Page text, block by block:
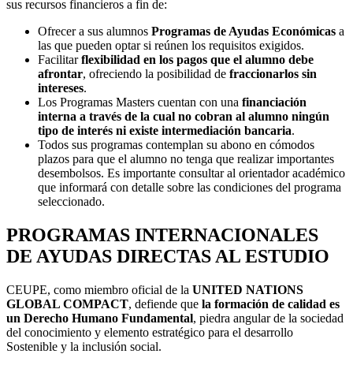
sus recursos financieros a fin de:
Ofrecer a sus alumnos Programas de Ayudas Económicas a
las que pueden optar si reúnen los requisitos exigidos.
Facilitarflexibilidad en los pagos que el alumno debe
afrontar, ofreciendo la posibilidad de fraccionarlos sin
intereses.
Los Programas Masters cuentan con una financiación
interna a través de la cual no cobran al alumno ningún
tipo de interés ni existe intermediación bancaria.
Todos sus programas contemplan su abono en cómodos
plazos para que el alumno no tenga que realizar importantes
desembolsos. Es importante consultar al orientador académico
que informará con detalle sobre las condiciones del programa
seleccionado.
PROGRAMAS INTERNACIONALES
DE AYUDAS DIRECTAS AL ESTUDIO
CEUPE, como miembro oficial de la UNITED NATIONS
GLOBAL COMPACT, defiende que la formación de calidad es
un Derecho Humano Fundamental, piedra angular de la sociedad
del conocimiento y elemento estratégico para el desarrollo
Sostenible y la inclusión social.